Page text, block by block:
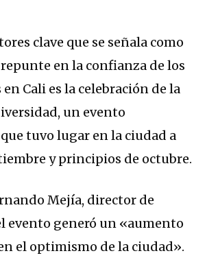
clave que se señala como
en la confianza de los
Cali es la celebración de la
un evento
tuvo lugar en la ciudad a
y principios de octubre.
Mejía, director de
evento generó un «aumento
el optimismo de la ciudad».